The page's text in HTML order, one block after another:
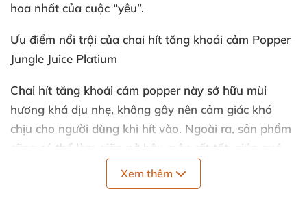
hoa nhất của cuộc “yêu”.
Ưu điểm nổi trội của chai hít tăng khoái cảm Popper
Jungle Juice Platium
Chai hít tăng khoái cảm popper này sở hữu mùi
hương khá dịu nhẹ, không gây nên cảm giác khó
chịu cho người dùng khi hít vào. Ngoài ra, sản phẩm
cũng
có thể làm giãn nở hậu môn rất tốt , giúp
quá
trình quan hệ “cửa sau” trở nên cực đơn giản.
Xem thêm